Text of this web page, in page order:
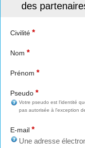
des
Civilité *
Nom *
Prénom *
Pseudo *
Votre pseudo est l'identité
pas autorisée à l'exception
E-mail *
Une adresse